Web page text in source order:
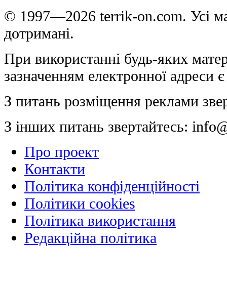
© 1997—2026 terrik-on.com. Усі
дотримані.
При використанні будь-яких
зазначенням електронної адреси
З питань розміщення реклами
З інших питань звертайтесь:
Про проект
Контакти
Політика конфіденційності
Політики cookies
Політика використання
Редакційна політика